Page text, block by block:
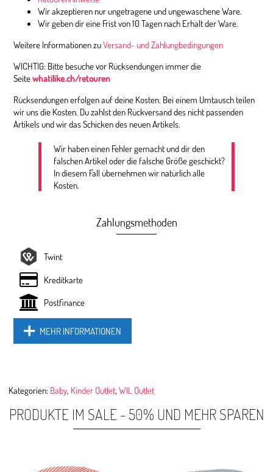
Wir akzeptieren nur ungetragene und ungewaschene Ware.
Wir geben dir eine Frist von 10 Tagen nach Erhalt der Ware.
Weitere Informationen zuVersand- und Zahlungbedingungen
WICHTIG: Bitte besuche vor Rücksendungen immer die
Seitewhatilike.ch/retouren
Rücksendungen erfolgen auf deine Kosten. Bei einem Umtausch teilen
wir uns die Kosten. Du zahlst den Rückversand des nicht passenden
Artikels und wir das Schicken des neuen Artikels.
Wir haben einen Fehler gemacht und dir den
falschen Artikel oder die falsche Größe geschickt?
In diesem Fall übernehmen wir natürlich alle
Kosten.
Zahlungsmethoden
Twint
Kreditkarte
Postfinance
MEHR INFORMATIONEN
Kategorien: Baby, Kinder Outlet,WIL Outlet
PRODUKTE IM SALE - 50% UND MEHR SPAREN